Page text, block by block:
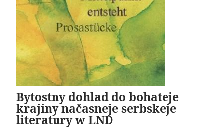
Bytostny dohlad do bohateje
krajiny načasneje serbskeje
literatury w LND